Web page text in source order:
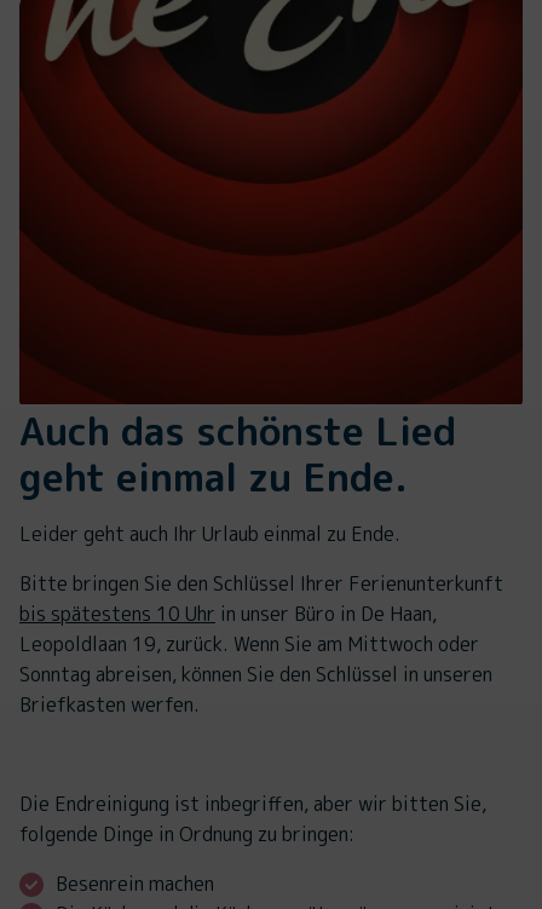
Auch das schönste Lied
geht einmal zu Ende.
Leider geht auch Ihr Urlaub einmal zu Ende.
Bitte bringen Sie den Schlüssel Ihrer Ferienunterkunft
bis spätestens 10 Uhr in unser Büro in De Haan,
Leopoldlaan 19, zurück. Wenn Sie am Mittwoch oder
Sonntag abreisen, können Sie den Schlüssel in unseren
Briefkasten werfen.
Die Endreinigung ist inbegriffen, aber wir bitten Sie,
folgende Dinge in Ordnung zu bringen:
Besenrein machen